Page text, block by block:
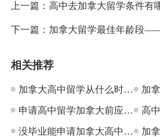
上一篇： 高中去加拿大留学条件有
下一篇： 加拿大留学最佳年龄段
相关推荐
加拿大高中留学从什么时段
申请合适
加
个
申请高中留学加拿大前应提
升哪些能力
高
大
没毕业能申请加拿大高中留 加